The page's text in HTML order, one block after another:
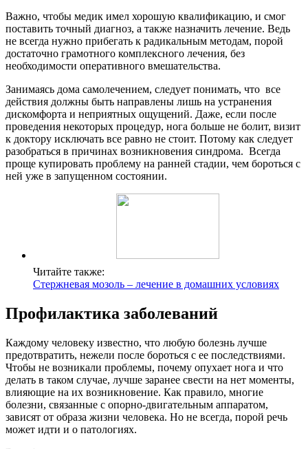
Важно, чтобы медик имел хорошую квалификацию, и смог
поставить точный диагноз, а также назначить лечение. Ведь
не всегда нужно прибегать к радикальным методам, порой
достаточно грамотного комплексного лечения, без
необходимости оперативного вмешательства.
Занимаясь дома самолечением, следует понимать, что все
действия должны быть направлены лишь на устранения
дискомфорта и неприятных ощущений. Даже, если после
проведения некоторых процедур, нога больше не болит, визит
к доктору исключать все равно не стоит. Потому как следует
разобраться в причинах возникновения синдрома. Всегда
проще купировать проблему на ранней стадии, чем бороться с
ней уже в запущенном состоянии.
Читайте также:
Стержневая мозоль – лечение в домашних условиях
Профилактика заболеваний
Каждому человеку известно, что любую болезнь лучше
предотвратить, нежели после бороться с ее последствиями.
Чтобы не возникали проблемы, почему опухает нога и что
делать в таком случае, лучше заранее свести на нет моменты,
влияющие на их возникновение. Как правило, многие
болезни, связанные с опорно-двигательным аппаратом,
зависят от образа жизни человека. Но не всегда, порой речь
может идти и о патологиях.